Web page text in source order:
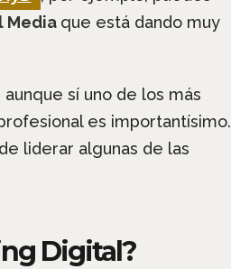
Media que está dando muy
sí uno de los más
es importantísimo.
liderar algunas de las
Digital?